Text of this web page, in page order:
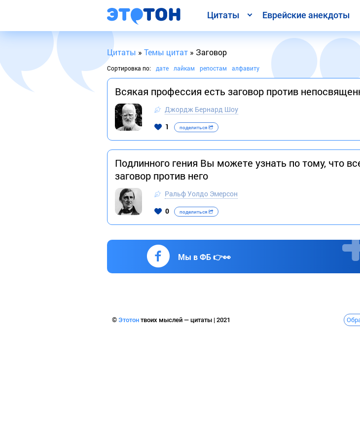
Цитаты Еврейские анекдоты
Цитаты » Темы цитат » Заговор
Сортировка по: дате лайкам репостам алфавиту
Всякая профессия есть заговор против
Джордж Бернард Шоу
1
поделиться
Подлинного гения Вы можете узнать по тому, что
заговор против него
Ральф Уолдо Эмерсон
0
поделиться
Мы в ФБ 👉👀
© Этотон твоих мыслей — цитаты | 2021